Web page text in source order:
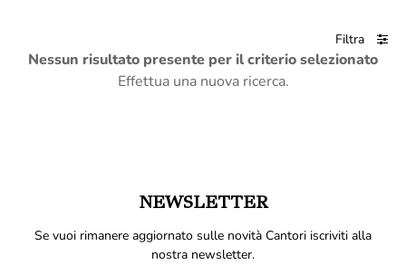
Filtra
Nessun risultato presente per il criterio selezionato
Effettua una nuova ricerca.
NEWSLETTER
Se vuoi rimanere aggiornato sulle novità Cantori iscriviti alla
nostra newsletter.